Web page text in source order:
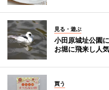
見る・遊ぶ
小田原城址公園
お堀に飛来し人
買う